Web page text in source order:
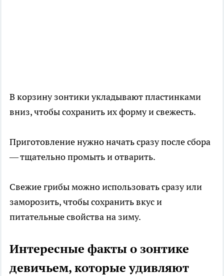
В корзину зонтики укладывают пластинками
вниз, чтобы сохранить их форму и свежесть.
Приготовление нужно начать сразу после сбора
— тщательно промыть и отварить.
Свежие грибы можно использовать сразу или
заморозить, чтобы сохранить вкус и
питательные свойства на зиму.
Интересные факты о зонтике
девичьем, которые удивляют